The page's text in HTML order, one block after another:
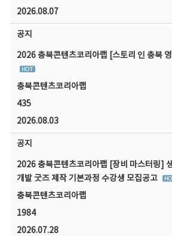
2026.08.07
공지
2026 충북콘텐츠코리아랩 [스토리 인 충북
충북콘텐츠코리아랩
435
2026.08.03
공지
2026 충북콘텐츠코리아랩 [장비 마스터링]
개발 굿즈 제작 기본과정 수강생 모집공고
충북콘텐츠코리아랩
1984
2026.07.28